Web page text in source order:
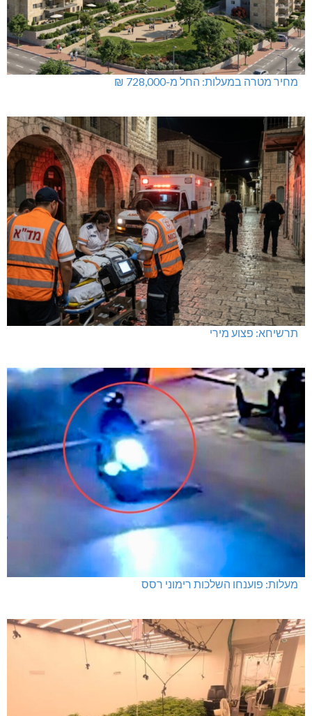
מחיר מטרה במעלות: החל מ-728,000 ₪
תרשיחא: פצוע מירי
מעלות: פוענחו השלכות רימוני רסס